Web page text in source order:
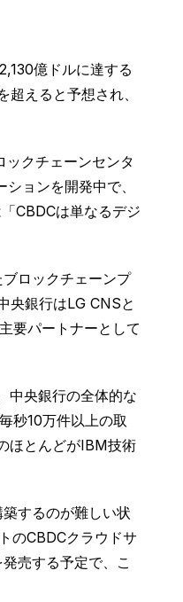
億ドルに達する
えると予想され、
クチェーンセンタ
ョンを開発中で、
CBDCは単なるデジ
ロックチェーンプ
央銀行はLG CNSと
要パートナーとして
中央銀行の全体的な
秒10万件以上の取
ほとんどがIBM技術
するのが難しい状
のCBDCクラウドサ
売する予定で、こ